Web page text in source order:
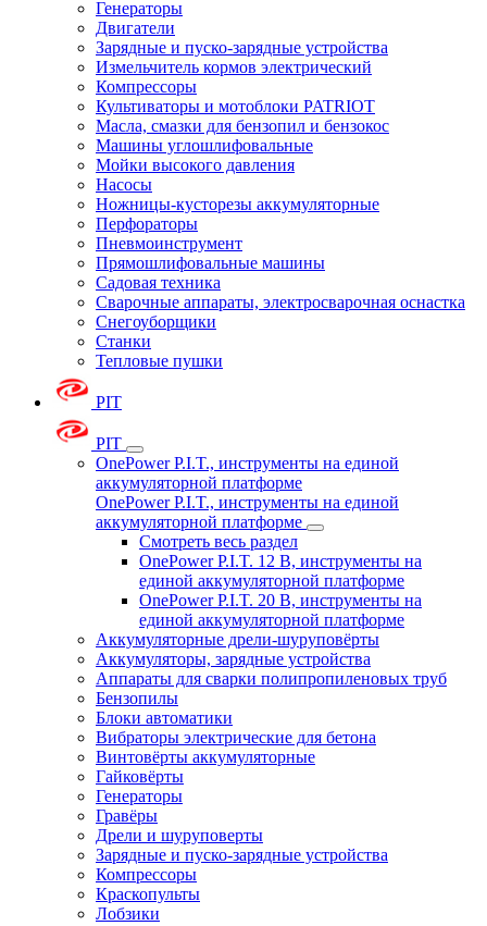
Генераторы
Двигатели
Зарядные и пуско-зарядные устройства
Измельчитель кормов электрический
Компрессоры
Культиваторы и мотоблоки PATRIOT
Масла, смазки для бензопил и бензокос
Машины углошлифовальные
Мойки высокого давления
Насосы
Ножницы-кусторезы аккумуляторные
Перфораторы
Пневмоинструмент
Прямошлифовальные машины
Садовая техника
Сварочные аппараты, электросварочная оснастка
Снегоуборщики
Станки
Тепловые пушки
PIT
PIT
OnePower P.I.T., инструменты на единой
аккумуляторной платформе
OnePower P.I.T., инструменты на единой
аккумуляторной платформе
Смотреть весь раздел
OnePower P.I.T. 12 В, инструменты на
единой аккумуляторной платформе
OnePower P.I.T. 20 В, инструменты на
единой аккумуляторной платформе
Аккумуляторные дрели-шуруповёрты
Аккумуляторы, зарядные устройства
Аппараты для сварки полипропиленовых труб
Бензопилы
Блоки автоматики
Вибраторы электрические для бетона
Винтовёрты аккумуляторные
Гайковёрты
Генераторы
Гравёры
Дрели и шуруповерты
Зарядные и пуско-зарядные устройства
Компрессоры
Краскопульты
Лобзики